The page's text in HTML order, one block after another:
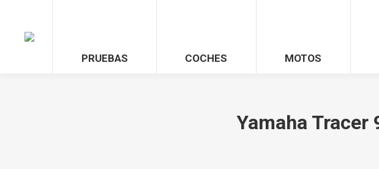
PRUEBAS COCHES MOTOS
Yamaha Tracer